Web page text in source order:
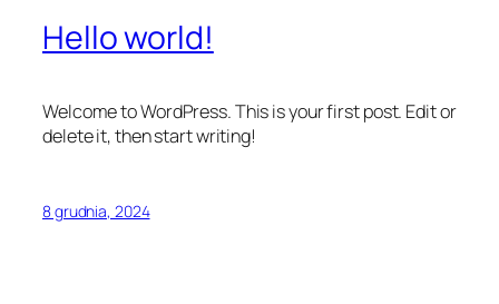
Hello world!
Welcome to WordPress. This is your first post. Edit or
delete it, then start writing!
8 grudnia, 2024